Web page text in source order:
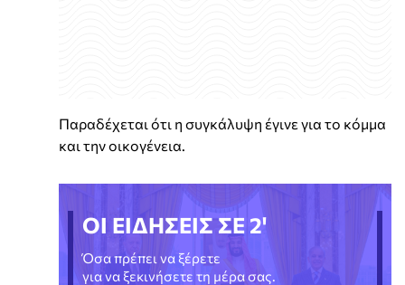
Παραδέχεται ότι η συγκάλυψη έγινε για το κόμμα
και την οικογένεια.
ΟΙ ΕΙΔΗΣΕΙΣ ΣΕ 2'
Όσα πρέπει να ξέρετε
για να ξεκινήσετε τη μέρα σας.